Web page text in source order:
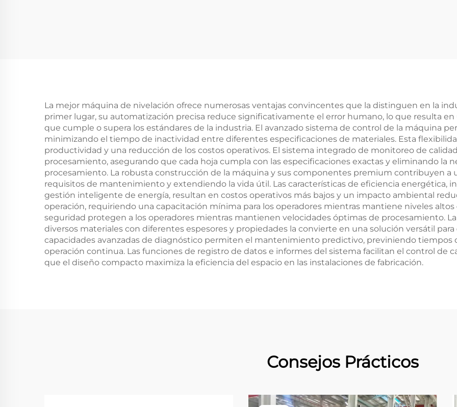
La mejor máquina de nivelación ofrece numerosas ventajas convincentes que la distinguen en la
primer lugar, su automatización precisa reduce significativamente el error humano, lo que resulta
que cumple o supera los estándares de la industria. El avanzado sistema de control de la máquina
minimizando el tiempo de inactividad entre diferentes especificaciones de materiales. Esta
productividad y una reducción de los costos operativos. El sistema integrado de monitoreo de
procesamiento, asegurando que cada hoja cumpla con las especificaciones exactas y eliminando la
procesamiento. La robusta construcción de la máquina y sus componentes premium contribuyen a
requisitos de mantenimiento y extendiendo la vida útil. Las características de eficiencia energética,
gestión inteligente de energía, resultan en costos operativos más bajos y un impacto ambiental
operación, requiriendo una capacitación mínima para los operadores mientras mantiene niveles
seguridad protegen a los operadores mientras mantienen velocidades óptimas de procesamiento.
diversos materiales con diferentes espesores y propiedades la convierte en una solución versátil para
capacidades avanzadas de diagnóstico permiten el mantenimiento predictivo, previniendo tiempos
operación continua. Las funciones de registro de datos e informes del sistema facilitan el control de
que el diseño compacto maximiza la eficiencia del espacio en las instalaciones de fabricación.
Consejos Prácticos